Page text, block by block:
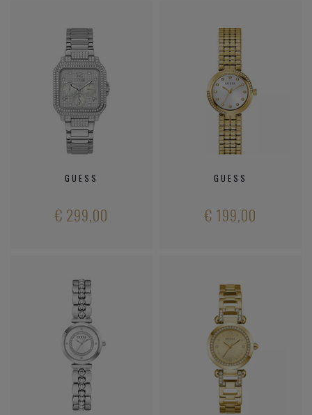
GUESS
€ 299,00
GUESS
€ 199,00